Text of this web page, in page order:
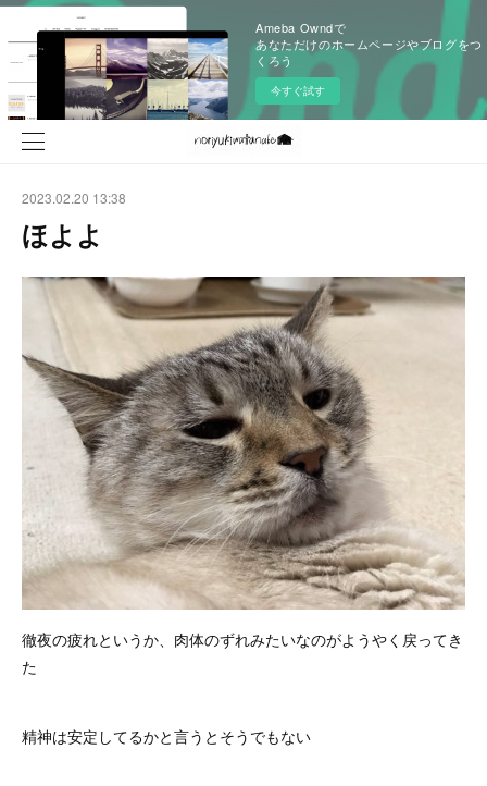
Ameba Owndで
あなただけのホームページやブログをつ
くろう
今すぐ試す
2023.02.20 13:38
ほよよ
徹夜の疲れというか、肉体のずれみたいなのがようやく戻ってき
た
精神は安定してるかと言うとそうでもない